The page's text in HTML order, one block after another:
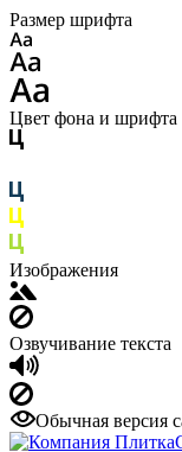
Размер шрифта
Цвет фона и шрифта
Изображения
Озвучивание текста
Обычная версия